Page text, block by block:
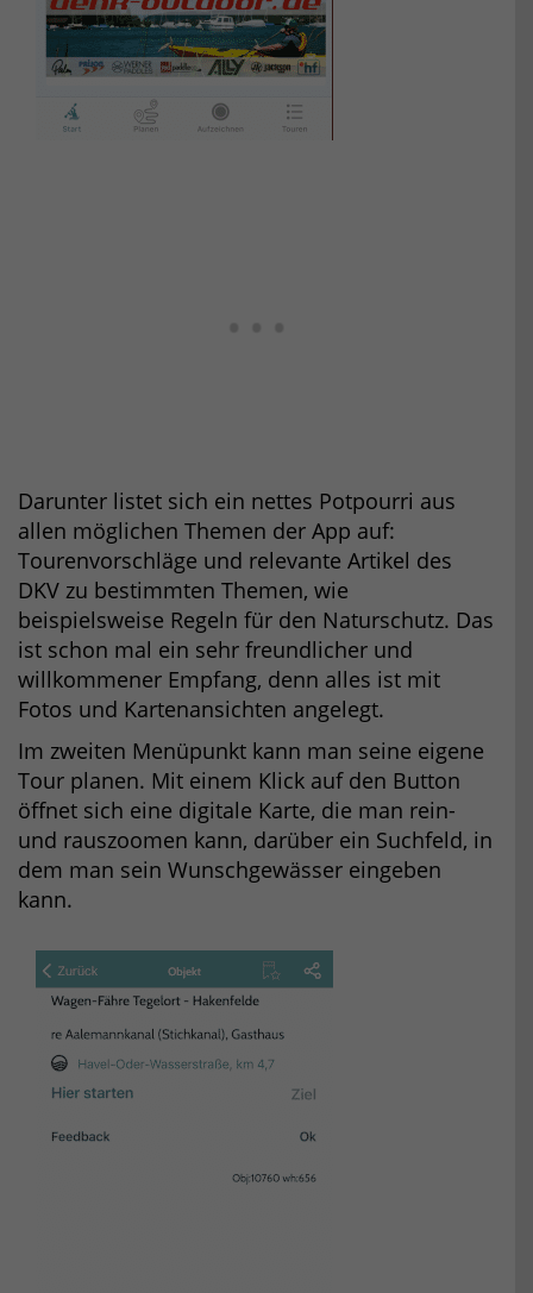
Darunter listet sich ein nettes Potpourri aus
allen möglichen Themen der App auf:
Tourenvorschläge und relevante Artikel des
DKV zu bestimmten Themen, wie
beispielsweise Regeln für den Naturschutz. Das
ist schon mal ein sehr freundlicher und
willkommener Empfang, denn alles ist mit
Fotos und Kartenansichten angelegt.
Im zweiten Menüpunkt kann man seine eigene
Tour planen. Mit einem Klick auf den Button
öffnet sich eine digitale Karte, die man rein-
und rauszoomen kann, darüber ein Suchfeld, in
dem man sein Wunschgewässer eingeben
kann.